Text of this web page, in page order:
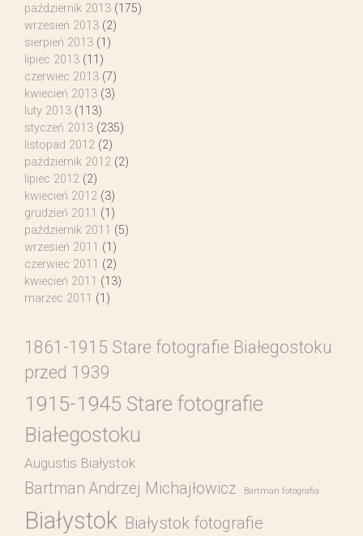
październik 2013 (175)
wrzesień 2013 (2)
sierpień 2013 (1)
lipiec 2013 (11)
czerwiec 2013 (7)
kwiecień 2013 (3)
luty 2013 (113)
styczeń 2013 (235)
listopad 2012 (2)
październik 2012 (2)
lipiec 2012 (2)
kwiecień 2012 (3)
grudzień 2011 (1)
październik 2011 (5)
wrzesień 2011 (1)
czerwiec 2011 (2)
kwiecień 2011 (13)
marzec 2011 (1)
1861-1915 Stare fotografie Białegostoku
przed 1939
1915-1945 Stare fotografie
Białegostoku
Augustis Białystok
Bartman Andrzej Michajłowicz Bartman fotografia
Białystok Białystok fotografie